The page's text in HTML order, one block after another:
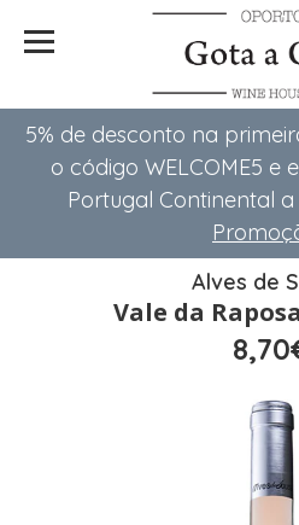
5% de desconto na
o código WELCOME5 e
Portugal Continental
Alves de
Vale da